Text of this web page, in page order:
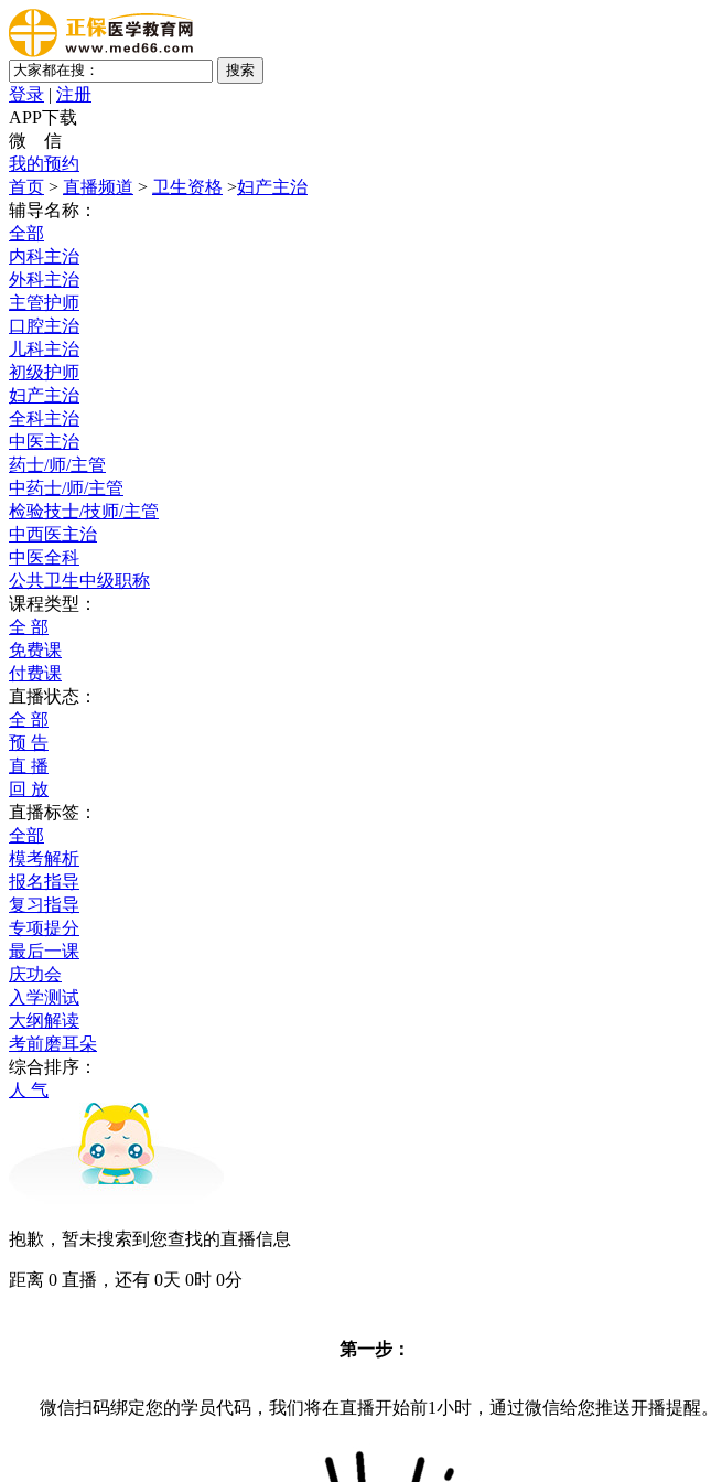
登录 | 注册
APP下载
微 信
我的预约
首页 > 直播频道 > 卫生资格 >妇产主治
辅导名称：
全部
内科主治
外科主治
主管护师
口腔主治
儿科主治
初级护师
妇产主治
全科主治
中医主治
药士/师/主管
中药士/师/主管
检验技士/技师/主管
中西医主治
中医全科
公共卫生中级职称
课程类型：
全 部
免费课
付费课
直播状态：
全 部
预 告
直 播
回 放
直播标签：
全部
模考解析
报名指导
复习指导
专项提分
最后一课
庆功会
入学测试
大纲解读
考前磨耳朵
综合排序：
人 气
抱歉，暂未搜索到您查找的直播信息
距离 0 直播，还有 0天 0时 0分
第一步：
微信扫码绑定您的学员代码，我们将在直播开始前1小时，通过微信给您推送开播提醒。